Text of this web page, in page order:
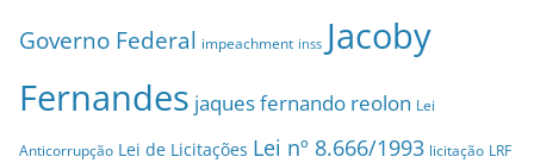
Governo Federal impeachment inss Jacoby
Fernandes jaques fernando reolon Lei
Anticorrupção Lei de Licitações Lei nº 8.666/1993 licitação LRF